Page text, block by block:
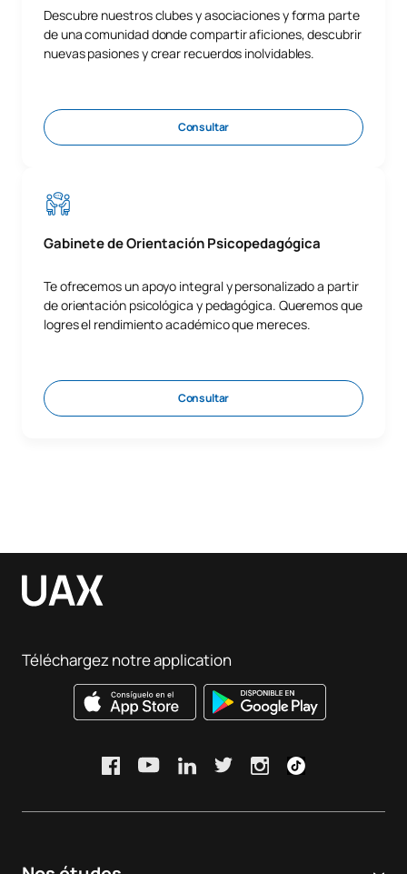
Descubre nuestros clubes y asociaciones y forma parte
de una comunidad donde compartir aficiones, descubrir
nuevas pasiones y crear recuerdos inolvidables.
Consultar
Gabinete de Orientación Psicopedagógica
Te ofrecemos un apoyo integral y personalizado a partir
de orientación psicológica y pedagógica. Queremos que
logres el rendimiento académico que mereces.
Consultar
Téléchargez notre application